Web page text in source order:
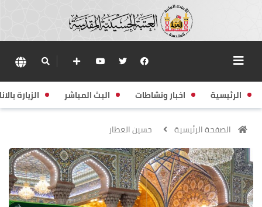
الرئيسية اخبار ونشاطات البث المباشر الزيارة
الصفحة الرئيسية حسين العطار